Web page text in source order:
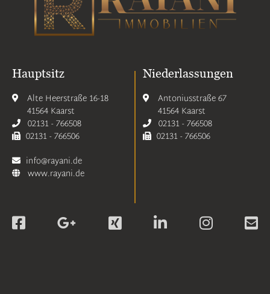
Hauptsitz
Alte Heerstraße 16-18
41564 Kaarst
02131 - 766508
02131 - 766506
info@rayani.de
www.rayani.de
Niederlassungen
Antoniusstraße 67
41564 Kaarst
02131 - 766508
02131 - 766506